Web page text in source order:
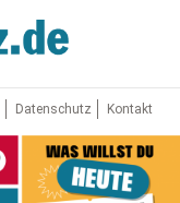
Datenschutz Kontakt